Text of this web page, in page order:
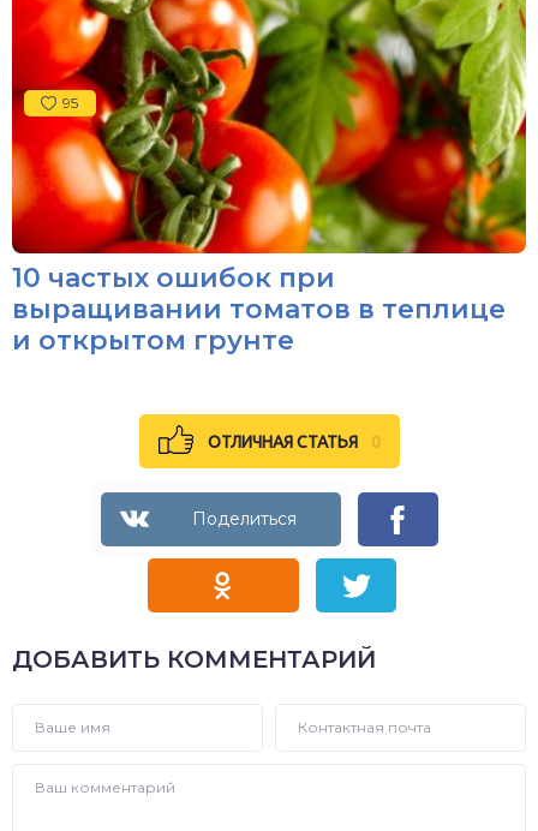
95
10 частых ошибок при
выращивании томатов в теплице
и открытом грунте
ОТЛИЧНАЯ СТАТЬЯ 0
ДОБАВИТЬ КОММЕНТАРИЙ